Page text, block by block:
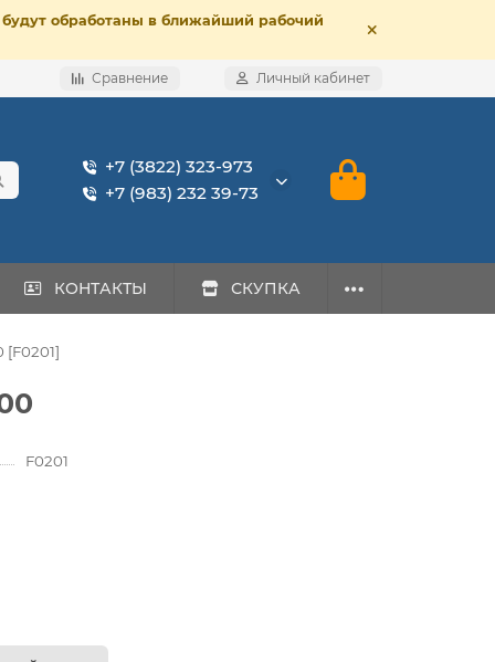
обработаны в ближайший рабочий
Сравнение Личный кабинет
+7 (3822) 323-973
+7 (983) 232 39-73
КОНТАКТЫ СКУПКА
[F0201]
F0201